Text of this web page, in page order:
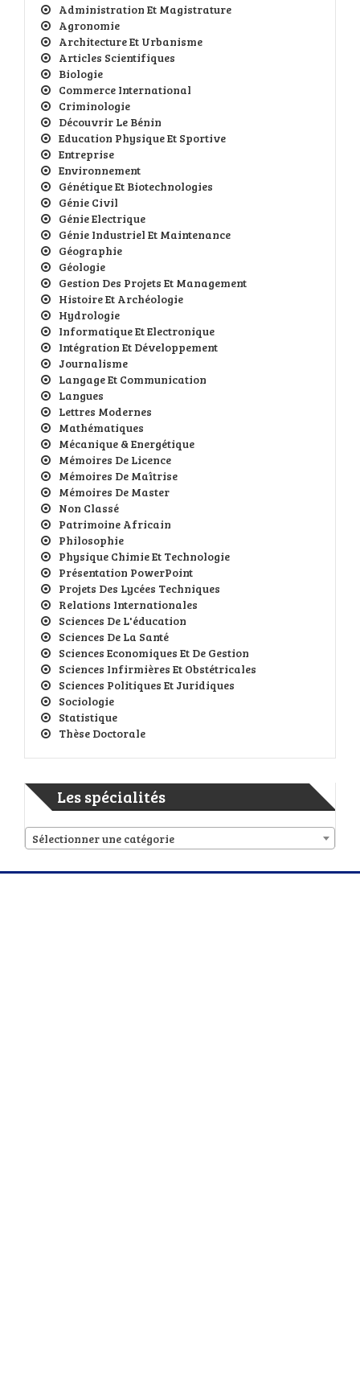
Administration Et Magistrature
Agronomie
Architecture Et Urbanisme
Articles Scientifiques
Biologie
Commerce International
Criminologie
Découvrir Le Bénin
Education Physique Et Sportive
Entreprise
Environnement
Génétique Et Biotechnologies
Génie Civil
Génie Electrique
Génie Industriel Et Maintenance
Géographie
Géologie
Gestion Des Projets Et Management
Histoire Et Archéologie
Hydrologie
Informatique Et Electronique
Intégration Et Développement
Journalisme
Langage Et Communication
Langues
Lettres Modernes
Mathématiques
Mécanique & Energétique
Mémoires De Licence
Mémoires De Maîtrise
Mémoires De Master
Non Classé
Patrimoine Africain
Philosophie
Physique Chimie Et Technologie
Présentation PowerPoint
Projets Des Lycées Techniques
Relations Internationales
Sciences De L'éducation
Sciences De La Santé
Sciences Economiques Et De Gestion
Sciences Infirmières Et Obstétricales
Sciences Politiques Et Juridiques
Sociologie
Statistique
Thèse Doctorale
Les spécialités
Sélectionner une catégorie